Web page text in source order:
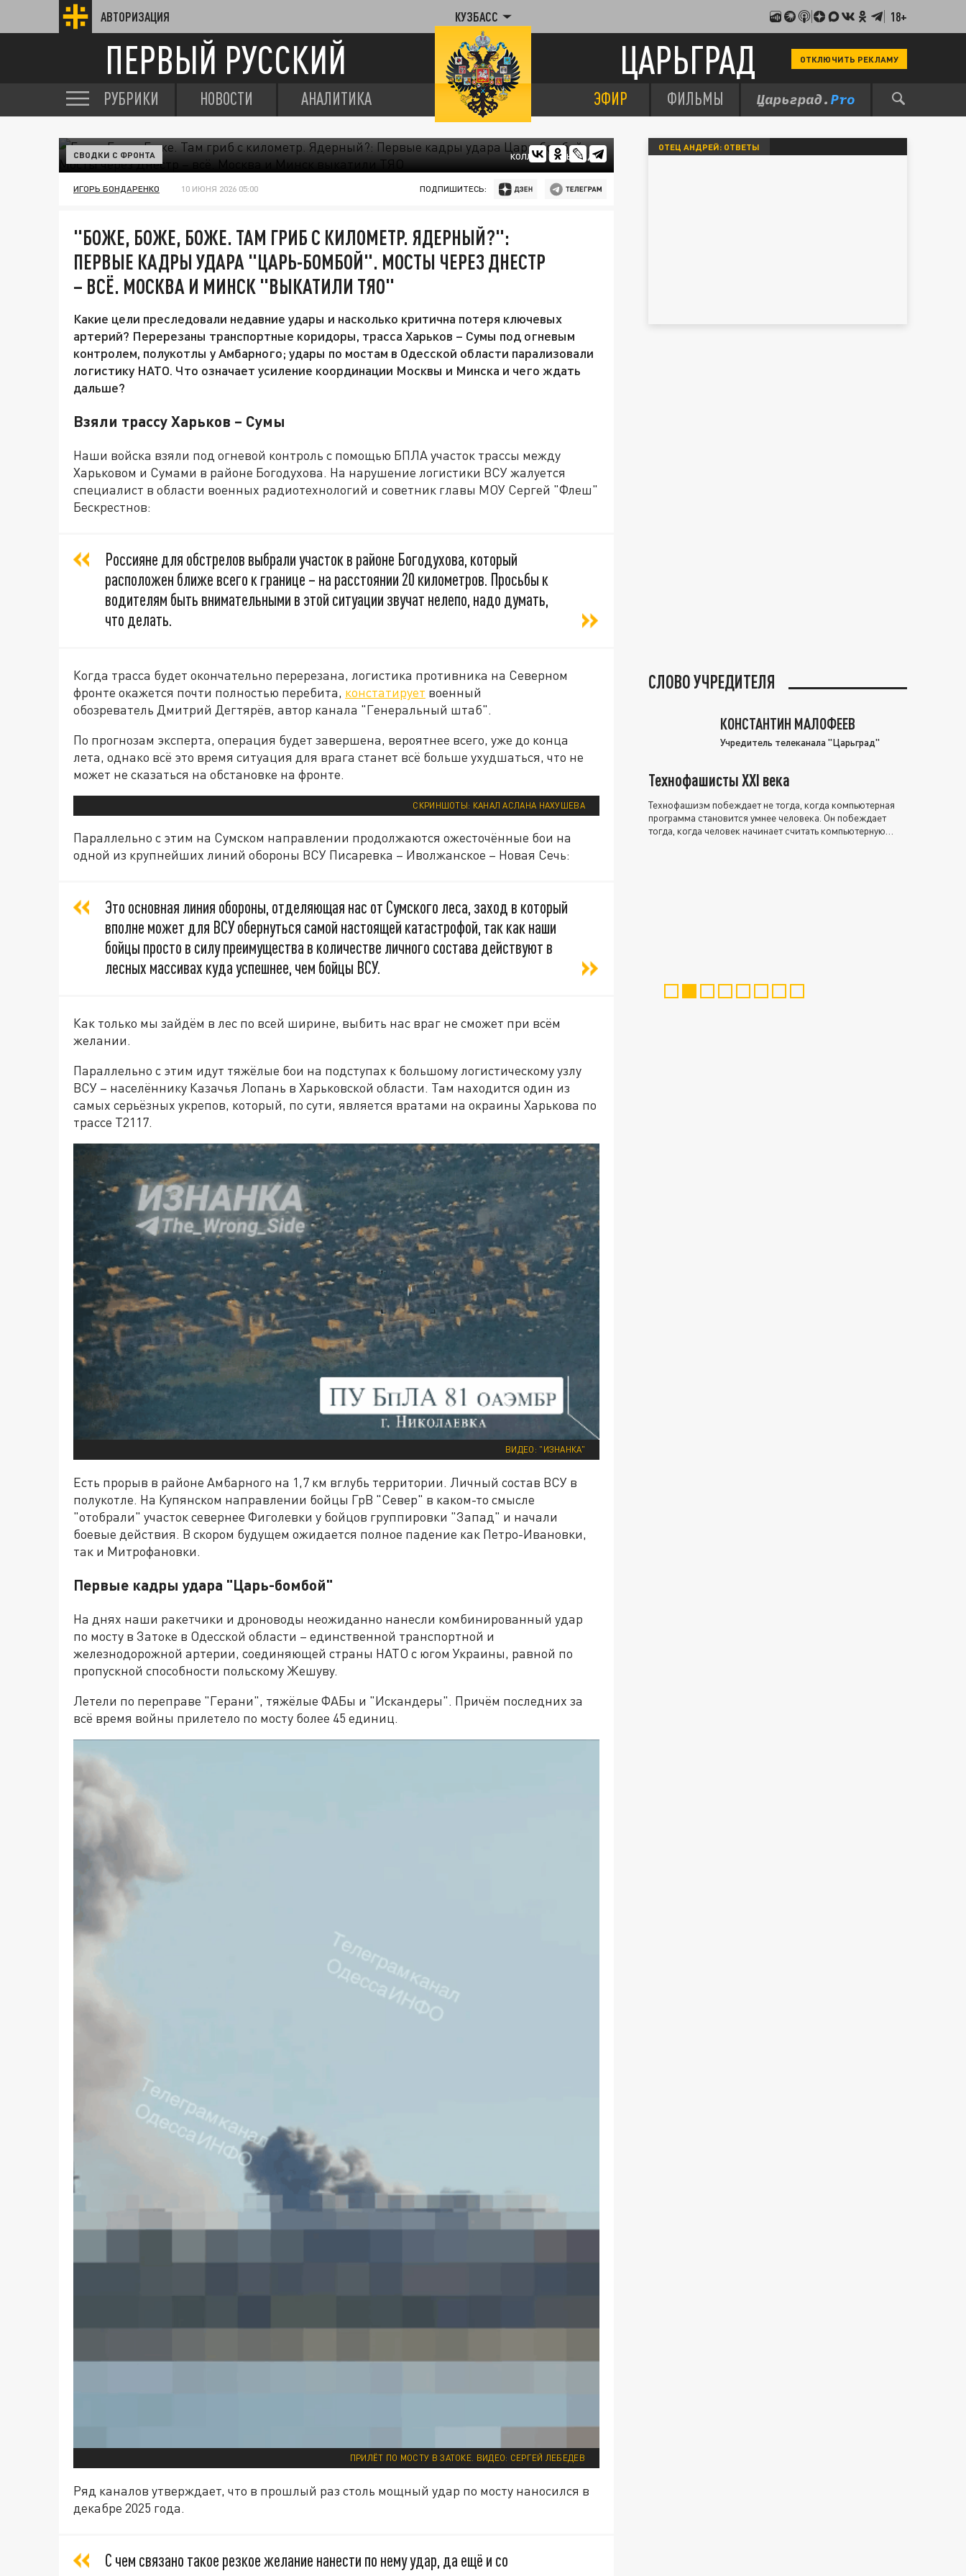
АВТОРИЗАЦИЯ КУЗБАСС 18+
ПЕРВЫЙ РУССКИЙ ЦАРЬГРАД ОТКЛЮЧИТЬ РЕКЛАМУ
РУБРИКИ НОВОСТИ АНАЛИТИКА ЭФИР ФИЛЬМЫ
КОЛЛАЖ ЦАРЬГРАДА
СВОДКИ С ФРОНТА
ИГОРЬ БОНДАРЕНКО 10 ИЮНЯ 2026 05:00 ПОДПИШИТЕСЬ:
"БОЖЕ, БОЖЕ, БОЖЕ. ТАМ ГРИБ С КИЛОМЕТР. ЯДЕРНЫЙ?":
ПЕРВЫЕ КАДРЫ УДАРА "ЦАРЬ-БОМБОЙ". МОСТЫ ЧЕРЕЗ ДНЕСТР
– ВСЁ. МОСКВА И МИНСК "ВЫКАТИЛИ ТЯО"
Какие цели преследовали недавние удары и насколько критична потеря ключевых
артерий? Перерезаны транспортные коридоры, трасса Харьков – Сумы под огневым
контролем, полукотлы у Амбарного; удары по мостам в Одесской области парализовали
логистику НАТО. Что означает усиление координации Москвы и Минска и чего ждать
дальше?
Взяли трассу Харьков – Сумы
Наши войска взяли под огневой контроль с помощью БПЛА участок трассы между
Харьковом и Сумами в районе Богодухова. На нарушение логистики ВСУ жалуется
специалист в области военных радиотехнологий и советник главы МОУ Сергей "Флеш"
Бескрестнов:
Россияне для обстрелов выбрали участок в районе Богодухова, который
расположен ближе всего к границе – на расстоянии 20 километров. Просьбы к
водителям быть внимательными в этой ситуации звучат нелепо, надо думать,
что делать.
Когда трасса будет окончательно перерезана, логистика противника на Северном
фронте окажется почти полностью перебита, констатирует военный
обозреватель Дмитрий Дегтярёв, автор канала "Генеральный штаб".
По прогнозам эксперта, операция будет завершена, вероятнее всего, уже до конца
лета, однако всё это время ситуация для врага станет всё больше ухудшаться, что не
может не сказаться на обстановке на фронте.
СКРИНШОТЫ: КАНАЛ АСЛАНА НАХУШЕВА
Параллельно с этим на Сумском направлении продолжаются ожесточённые бои на
одной из крупнейших линий обороны ВСУ Писаревка – Иволжанское – Новая Сечь:
Это основная линия обороны, отделяющая нас от Сумского леса, заход в который
вполне может для ВСУ обернуться самой настоящей катастрофой, так как наши
бойцы просто в силу преимущества в количестве личного состава действуют в
лесных массивах куда успешнее, чем бойцы ВСУ.
Как только мы зайдём в лес по всей ширине, выбить нас враг не сможет при всём
желании.
Параллельно с этим идут тяжёлые бои на подступах к большому логистическому узлу
ВСУ – населённику Казачья Лопань в Харьковской области. Там находится один из
самых серьёзных укрепов, который, по сути, является вратами на окраины Харькова по
трассе Т2117.
ВИДЕО: "ИЗНАНКА"
Есть прорыв в районе Амбарного на 1,7 км вглубь территории. Личный состав ВСУ в
полукотле. На Купянском направлении бойцы ГрВ "Север" в каком-то смысле
"отобрали" участок севернее Фиголевки у бойцов группировки "Запад" и начали
боевые действия. В скором будущем ожидается полное падение как Петро-Ивановки,
так и Митрофановки.
Первые кадры удара "Царь-бомбой"
На днях наши ракетчики и дроноводы неожиданно нанесли комбинированный удар
по мосту в Затоке в Одесской области – единственной транспортной и
железнодорожной артерии, соединяющей страны НАТО с югом Украины, равной по
пропускной способности польскому Жешуву.
Летели по переправе "Герани", тяжёлые ФАБы и "Искандеры". Причём последних за
всё время войны прилетело по мосту более 45 единиц.
ПРИЛЁТ ПО МОСТУ В ЗАТОКЕ. ВИДЕО: СЕРГЕЙ ЛЕБЕДЕВ
Ряд каналов утверждает, что в прошлый раз столь мощный удар по мосту наносился в
декабре 2025 года.
С чем связано такое резкое желание нанести по нему удар, да ещё и со
ОТЕЦ АНДРЕЙ: ОТВЕТЫ
СЛОВО УЧРЕДИТЕЛЯ
КОНСТАНТИН МАЛОФЕЕВ
Учредитель телеканала "Царьград"
Технофашисты XXI века
Технофашизм побеждает не тогда, когда компьютерная
программа становится умнее человека. Он побеждает
тогда, когда человек начинает считать компьютерную